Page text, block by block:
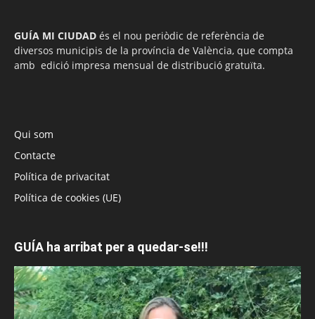
GUÍA MI CIUDAD és el nou periòdic de referència de
diversos municipis de la província de València, que compta
amb edició impresa mensual de distribució gratuïta.
Qui som
Contacte
Política de privacitat
Política de cookies (UE)
GUÍA ha arribat per a quedar-se!!!
Reproductor
de
vídeo